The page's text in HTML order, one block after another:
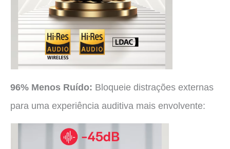
96% Menos Ruído: Bloqueie distrações externas
para uma experiência auditiva mais envolvente: